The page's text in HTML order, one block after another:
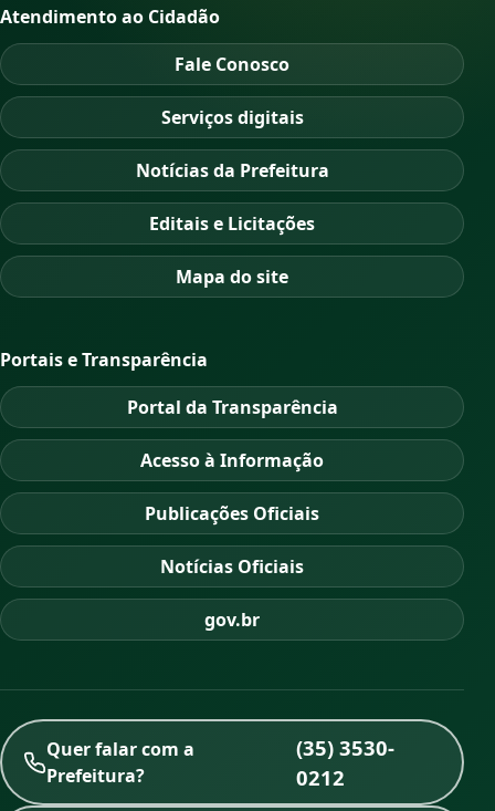
Atendimento ao Cidadão
Fale Conosco
Serviços digitais
Notícias da Prefeitura
Editais e Licitações
Mapa do site
Portais e Transparência
Portal da Transparência
Acesso à Informação
Publicações Oficiais
Notícias Oficiais
gov.br
Quer falar com a
Prefeitura?
(35) 3530-
0212